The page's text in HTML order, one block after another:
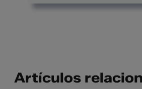
Artículos